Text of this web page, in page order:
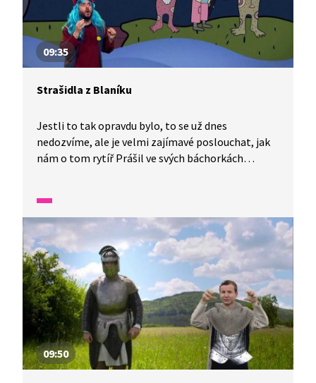
09:35
Strašidla z Blaníku
Jestli to tak opravdu bylo, to se už dnes
nedozvíme, ale je velmi zajímavé poslouchat, jak
nám o tom rytíř Prášil ve svých báchorkách
bát, protože hodný vodník Vrbička topí jen zlé lidi.
Spadeno má na mlynáře Moučku. Co provedl?
Podaří se Křivohubovi mlynáře pomstít? Vyprávění
je překládáno do znakového jazyka.
09:50